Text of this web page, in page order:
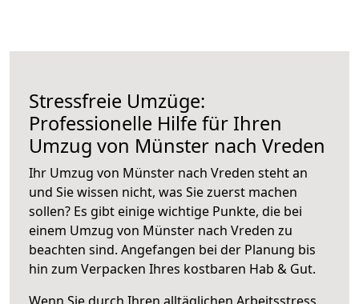
Stressfreie Umzüge:
Professionelle Hilfe für Ihren
Umzug von Münster nach Vreden
Ihr Umzug von Münster nach Vreden steht an
und Sie wissen nicht, was Sie zuerst machen
sollen? Es gibt einige wichtige Punkte, die bei
einem Umzug von Münster nach Vreden zu
beachten sind. Angefangen bei der Planung bis
hin zum Verpacken Ihres kostbaren Hab & Gut.